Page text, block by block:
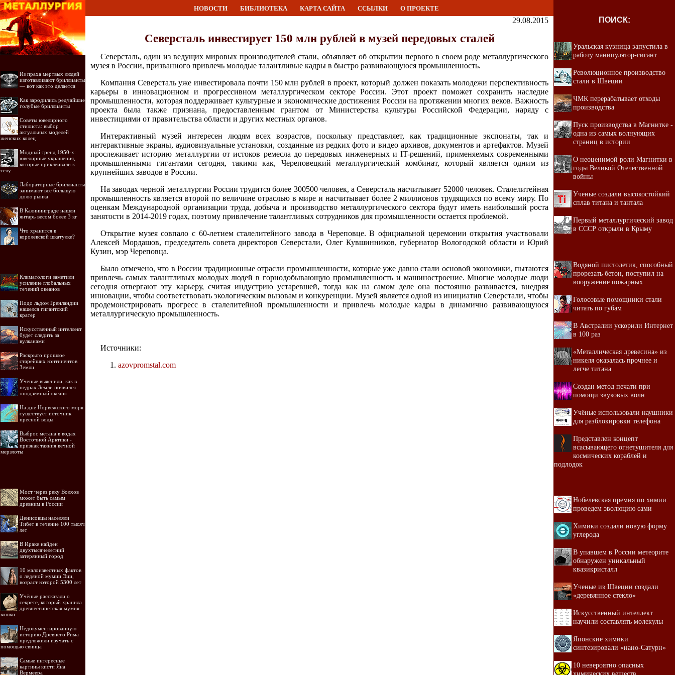
НОВОСТИ БИБЛИОТЕКА КАРТА САЙТА ССЫЛКИ О ПРОЕКТЕ
Из праха мертвых людей
изготавливают бриллианты
— вот как это делается
Как зародились редчайшие
голубые бриллианты
Советы ювелирного
стилиста: выбор
актуальных моделей
женских колец
Модный тренд 1950-х:
ювелирные украшения,
которые приклеивали к
телу
Лабораторные бриллианты
занимают всё большую
долю рынка
В Калининграде нашли
янтарь весом более 3 кг
Что хранится в
королевской шкатулке?
Климатологи заметили
усиление глобальных
течений океанов
Подо льдом Гренландии
нашелся гигантский
кратер
Искусственный интеллект
будет следить за
вулканами
Раскрыто прошлое
старейших континентов
Земли
Ученые выяснили, как в
недрах Земли появился
«подземный океан»
На дне Норвежского моря
существует источник
пресной воды
Выброс метана в водах
Восточной Арктики -
признак таяния вечной
мерзлоты
Мост через реку Волхов
может быть самым
древним в России
Денисовцы населяли
Тибет в течение 100 тысяч
лет
В Ираке найден
двухтысячелетний
затерянный город
10 малоизвестных фактов
о ледяной мумии Эци,
возраст которой 5300 лет
Учёные рассказали о
секрете, который хранила
древнеегипетская мумия
кошки
Недокументированную
историю Древнего Рима
предложили изучать с
помощью свинца
Самые интересные
картины кисти Яна
Вермеера
29.08.2015
Северсталь инвестирует 150 млн рублей в музей передовых сталей
Северсталь, один из ведущих мировых производителей стали, объявляет об открытии первого в своем роде металлургического
музея в России, призванного привлечь молодые талантливые кадры в быстро развивающуюся промышленность.
Компания Северсталь уже инвестировала почти 150 млн рублей в проект, который должен показать молодежи перспективность
карьеры в инновационном и прогрессивном металлургическом секторе России. Этот проект поможет сохранить наследие
промышленности, которая поддерживает культурные и экономические достижения России на протяжении многих веков. Важность
проекта была также признана, предоставленным грантом от Министерства культуры Российской Федерации, наряду с
инвестициями от правительства области и других местных органов.
Интерактивный музей интересен людям всех возрастов, поскольку представляет, как традиционные экспонаты, так и
интерактивные экраны, аудиовизуальные установки, созданные из редких фото и видео архивов, документов и артефактов. Музей
прослеживает историю металлургии от истоков ремесла до передовых инженерных и IT-решений, применяемых современными
промышленными гигантами сегодня, такими как, Череповецкий металлургический комбинат, который является одним из
крупнейших заводов в России.
На заводах черной металлургии России трудится более 300500 человек, а Северсталь насчитывает 52000 человек. Сталелитейная
промышленность является второй по величине отраслью в мире и насчитывает более 2 миллионов трудящихся по всему миру. По
оценкам Международной организации труда, добыча и производство металлургического сектора будут иметь наибольший роста
занятости в 2014-2019 годах, поэтому привлечение талантливых сотрудников для промышленности остается проблемой.
Открытие музея совпало с 60-летием сталелитейного завода в Череповце. В официальной церемонии открытия участвовали
Алексей Мордашов, председатель совета директоров Северстали, Олег Кувшинников, губернатор Вологодской области и Юрий
Кузин, мэр Череповца.
Было отмечено, что в России традиционные отрасли промышленности, которые уже давно стали основой экономики, пытаются
привлечь самых талантливых молодых людей в горнодобывающую промышленность и машиностроение. Многие молодые люди
сегодня отвергают эту карьеру, считая индустрию устаревшей, тогда как на самом деле она постоянно развивается, внедряя
инновации, чтобы соответствовать экологическим вызовам и конкуренции. Музей является одной из инициатив Северстали, чтобы
продемонстрировать прогресс в сталелитейной промышленности и привлечь молодые кадры в динамично развивающуюся
металлургическую промышленность.
Источники:
azovpromstal.com
ПОИСК:
Уральская кузница запустила в
работу манипулятор-гигант
Революционное производство
стали в Швеции
ЧМК перерабатывает отходы
производства
Пуск производства в Магнитке -
одна из самых волнующих
страниц в истории
О неоценимой роли Магнитки в
годы Великой Отечественной
войны
Ученые создали высокостойкий
сплав титана и тантала
Первый металлургический завод
в СССР открыли в Крыму
Водяной пистолетик, способный
прорезать бетон, поступил на
вооружение пожарных
Голосовые помощники стали
читать по губам
В Австралии ускорили Интернет
в 100 раз
«Металлическая древесина» из
никеля оказалась прочнее и
легче титана
Создан метод печати при
помощи звуковых волн
Учёные использовали наушники
для разблокировки телефона
Представлен концепт
всасывающего огнетушителя для
космических кораблей и
подлодок
Нобелевская премия по химии:
проведем эволюцию сами
Химики создали новую форму
углерода
В упавшем в России метеорите
обнаружен уникальный
квазикристалл
Ученые из Швеции создали
«деревянное стекло»
Искусственный интеллект
научили составлять молекулы
Японские химики
синтезировали «нано-Сатурн»
10 невероятно опасных